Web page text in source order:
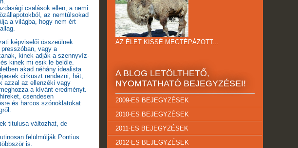
csalások ellen, a nemi
az nemtúlsokad
a világba, hogy nem ért
képviselői összeülnek
vagy a
kinek adják a szennyvíz-
kinek mi esik le belőle.
akad néhány idealista
cirkuszt rendezni, hát,
azzal az ellenzéki vagy
a kívánt eredményt.
csendesen
és harcos szónoklatokat
titulusa változhat, de
felülmúlják Pontius
is.
AZ ÉLET KISSÉ MEGTÉPÁZOTT...
A BLOG LETÖLTHETŐ,
NYOMTATHATÓ BEJEGYZÉSEI!
2009-ES BEJEGYZÉSEK
2010-ES BEJEGYZÉSEK
2011-ES BEJEGYZÉSEK
2012-ES BEJEGYZÉSEK